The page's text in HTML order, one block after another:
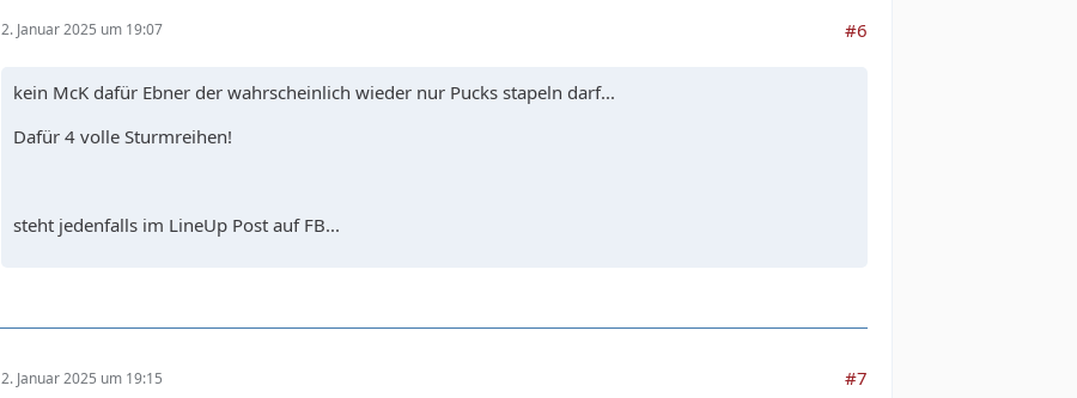
2. Januar 2025 um 19:07 #6
kein McK dafür Ebner der wahrscheinlich wieder nur Pucks stapeln darf...
Dafür 4 volle Sturmreihen!
steht jedenfalls im LineUp Post auf FB...
2. Januar 2025 um 19:15 #7